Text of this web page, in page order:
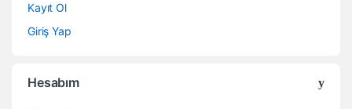
Kayıt Ol
Giriş Yap
Hesabım